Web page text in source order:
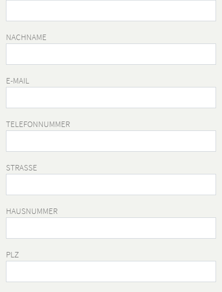
NACHNAME
E-MAIL
TELEFONNUMMER
STRASSE
HAUSNUMMER
PLZ